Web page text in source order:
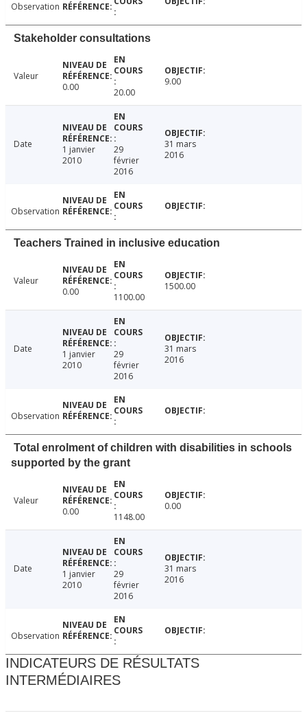
Observation
Stakeholder consultations
Valeur
0.00
20.00
9.00
Date
1 janvier
2010
29
février
2016
31 mars
2016
Observation
Teachers Trained in inclusive education
Valeur
0.00
1100.00
1500.00
Date
1 janvier
2010
29
février
2016
31 mars
2016
Observation
Total enrolment of children with disabilities in schools
supported by the grant
Valeur
0.00
1148.00
0.00
Date
1 janvier
2010
29
février
2016
31 mars
2016
Observation
INDICATEURS DE RÉSULTATS
INTERMÉDIAIRES